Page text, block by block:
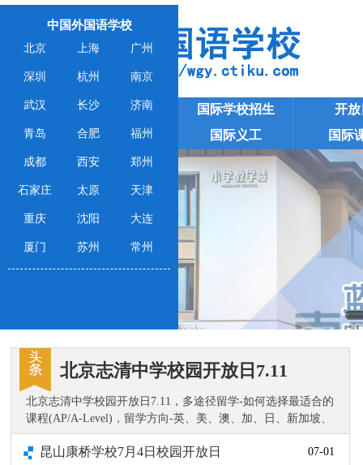
全部外国语学校 国际学校招生
开放
国际义工
国际
学校大全
中国外国语学校
北京 上海 广州
深圳 杭州 南京
武汉 长沙 济南
青岛 合肥 福州
成都 西安 郑州
石家庄 太原 天津
重庆 沈阳 大连
厦门 苏州 常州
北京志清中学校园开放日7.11
北京志清中学校园开放日7.11，多途径留学-如何选择最适合的
课程(AP/A-Level)，留学方向-英、美、澳、加、日、新加坡、
中国香港、澳门。……
昆山康桥学校7月4日校园开放日 07-01